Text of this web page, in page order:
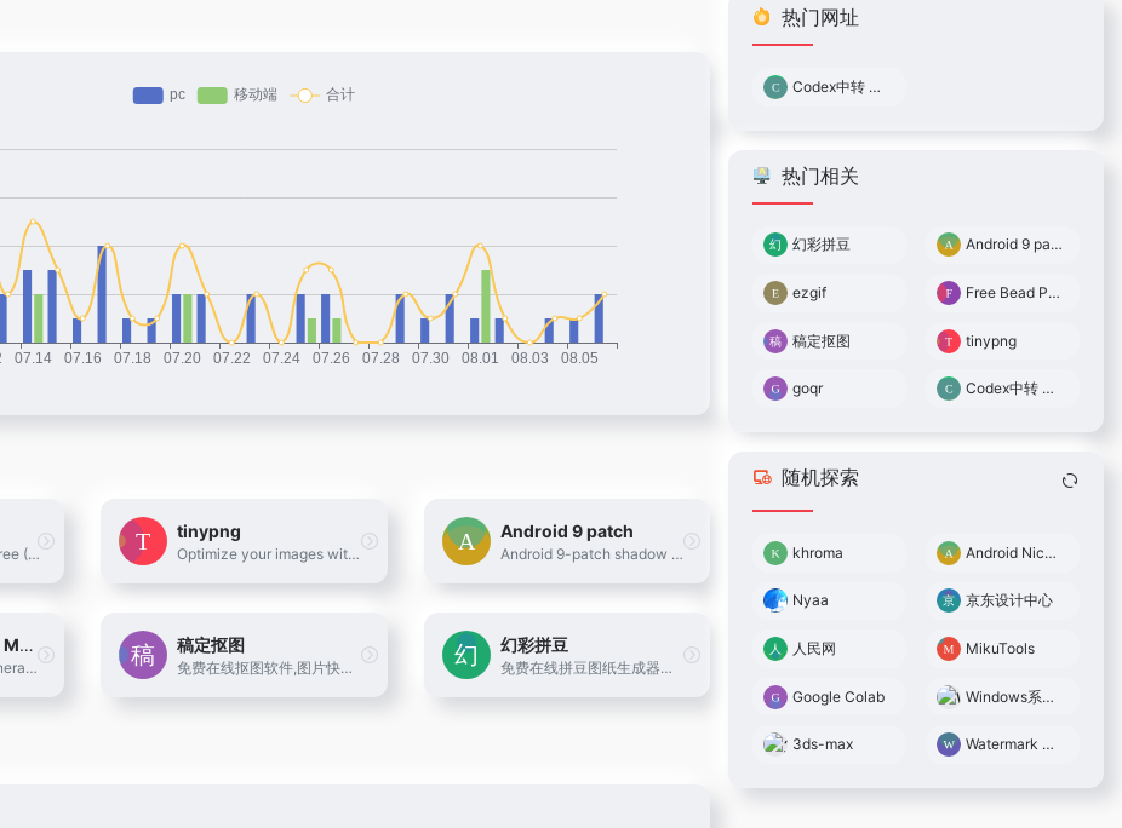
create QR codes for free (Logo, T-Shirt, vCard, EPS)
tinypng
Optimize your images with a perfect balance in quality and file size.
Android 9 patch
Android 9-patch shadow generator fully customizable shadows
Free Bead Pattern Maker
Free bead pattern generator with AI creation &amp; photo conversion. Make perler bead patterns, hama bead designs with color codes. Download printable PDF templates!
稿定抠图
免费在线抠图软件,图片快速换背景-抠白底图
幻彩拼豆
免费在线拼豆图纸生成器，上传图片一键生成高清像素画图纸。支持 Perler、Hama、Artkal 等多品牌色卡智能匹配，自定义网格尺寸，导出打印图纸。
热门网址
Codex中转 0.05倍率
热门相关
幻彩拼豆 Android 9 patch
ezgif Free Bead Pattern Maker
稿定抠图 tinypng
goqr Codex中转 0.05倍率
随机探索
khroma Android Niceties
Nyaa 京东设计中心
人民网 MikuTools
Google Colab Windows系统镜像
3ds-max Watermark Remover